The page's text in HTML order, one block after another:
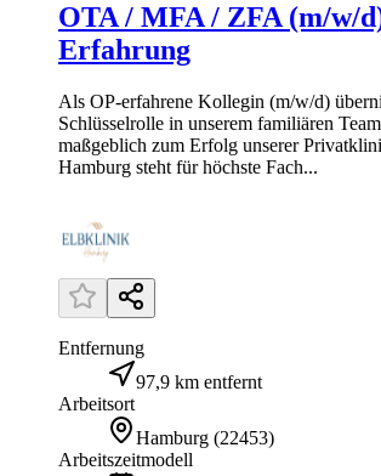
OTA / MFA / ZFA (m/w/
Erfahrung
Als OP-erfahrene Kollegin (m/w/d)
Schlüsselrolle in unserem familiären
maßgeblich zum Erfolg unserer
Hamburg steht für höchste Fach...
Entfernung
97,9 km entfernt
Arbeitsort
Hamburg (22453)
Arbeitszeitmodell